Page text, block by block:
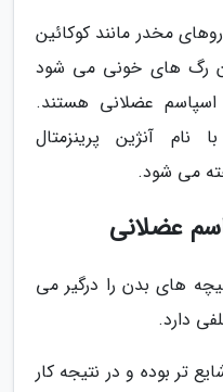
مخدر مانند کوکائین
رگ های خونی می شود
عضلانی هستند.
آنژین پرینزمتال
عضلانی
های بدن را درگیر می
دارد.
تر بوده و در نتیجه کار